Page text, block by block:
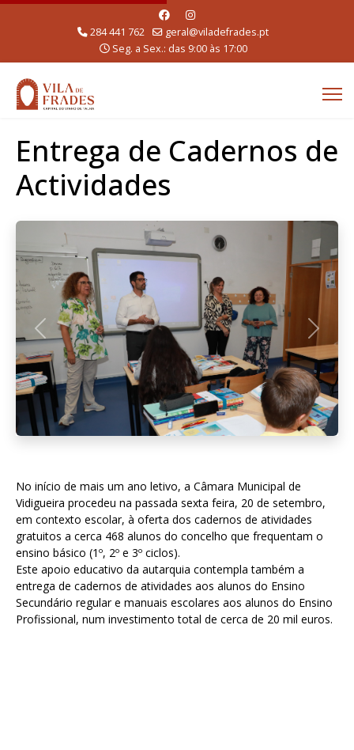
284 441 762
geral@viladefrades.pt
Seg. a Sex.: das 9:00 às 17:00
Entrega de Cadernos de
Actividades
Anterior
No início de mais um ano letivo, a Câmara Municipal de
Vidigueira procedeu na passada sexta feira, 20 de setembro,
em contexto escolar, à oferta dos cadernos de atividades
gratuitos a cerca 468 alunos do concelho que frequentam o
ensino básico (1º, 2º e 3º ciclos).
Este apoio educativo da autarquia contempla também a
entrega de cadernos de atividades aos alunos do Ensino
Secundário regular e manuais escolares aos alunos do Ensino
Profissional, num investimento total de cerca de 20 mil euros.